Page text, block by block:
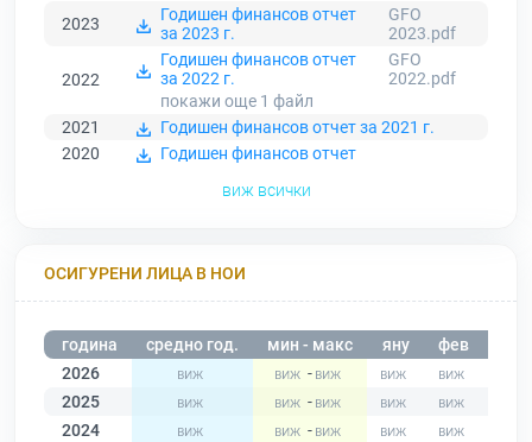
2023
Годишен финансов отчет
за 2023 г.
GFO
2023.pdf
2022
Годишен финансов отчет
за 2022 г.
GFO
2022.pdf
покажи още 1 файл
2021
Годишен финансов отчет за 2021 г.
2020
Годишен финансов отчет
виж всички
ОСИГУРЕНИ ЛИЦА В НОИ
година средно год. мин - макс яну фев
2026
-
2025
-
2024
-